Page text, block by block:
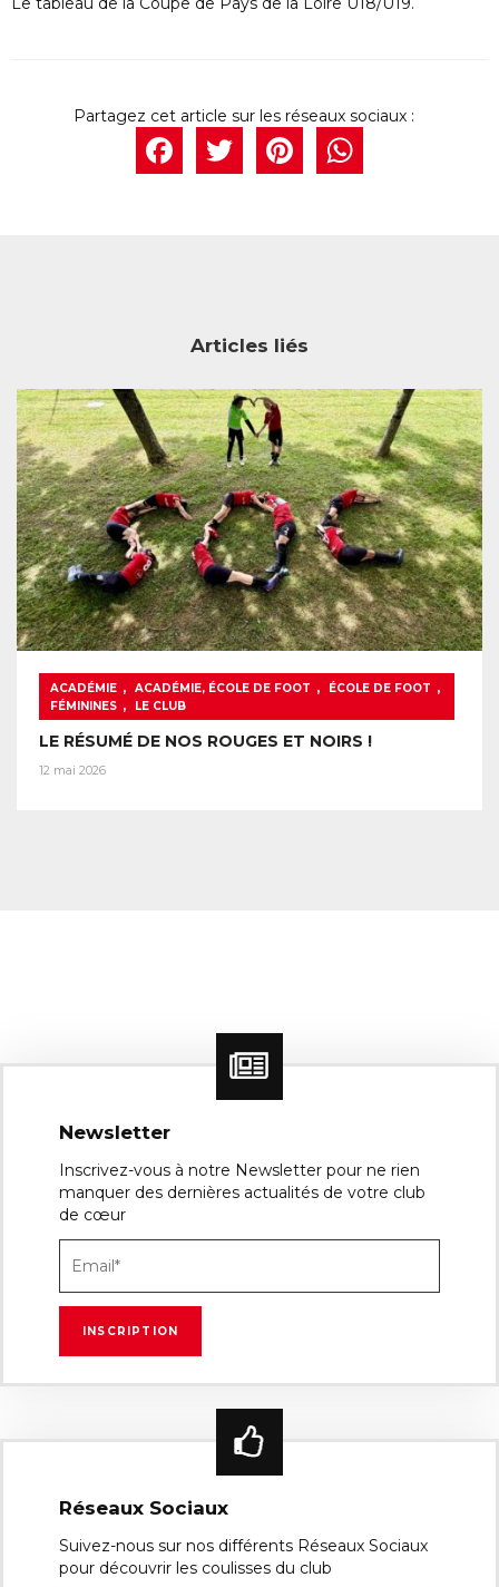
Facebook
Twitter
Articles liés
ACADÉMIE , ACADÉMIE, ÉCOLE DE FOOT , ÉCOLE DE FOOT ,
FÉMININES , LE CLUB
LE RÉSUMÉ DE NOS ROUGES ET NOIRS !
12 mai 2026
Newsletter
Inscrivez-vous à notre Newsletter pour ne rien
manquer des dernières actualités de votre club
de cœur
Réseaux Sociaux
Suivez-nous sur nos différents Réseaux Sociaux
pour découvrir les coulisses du club